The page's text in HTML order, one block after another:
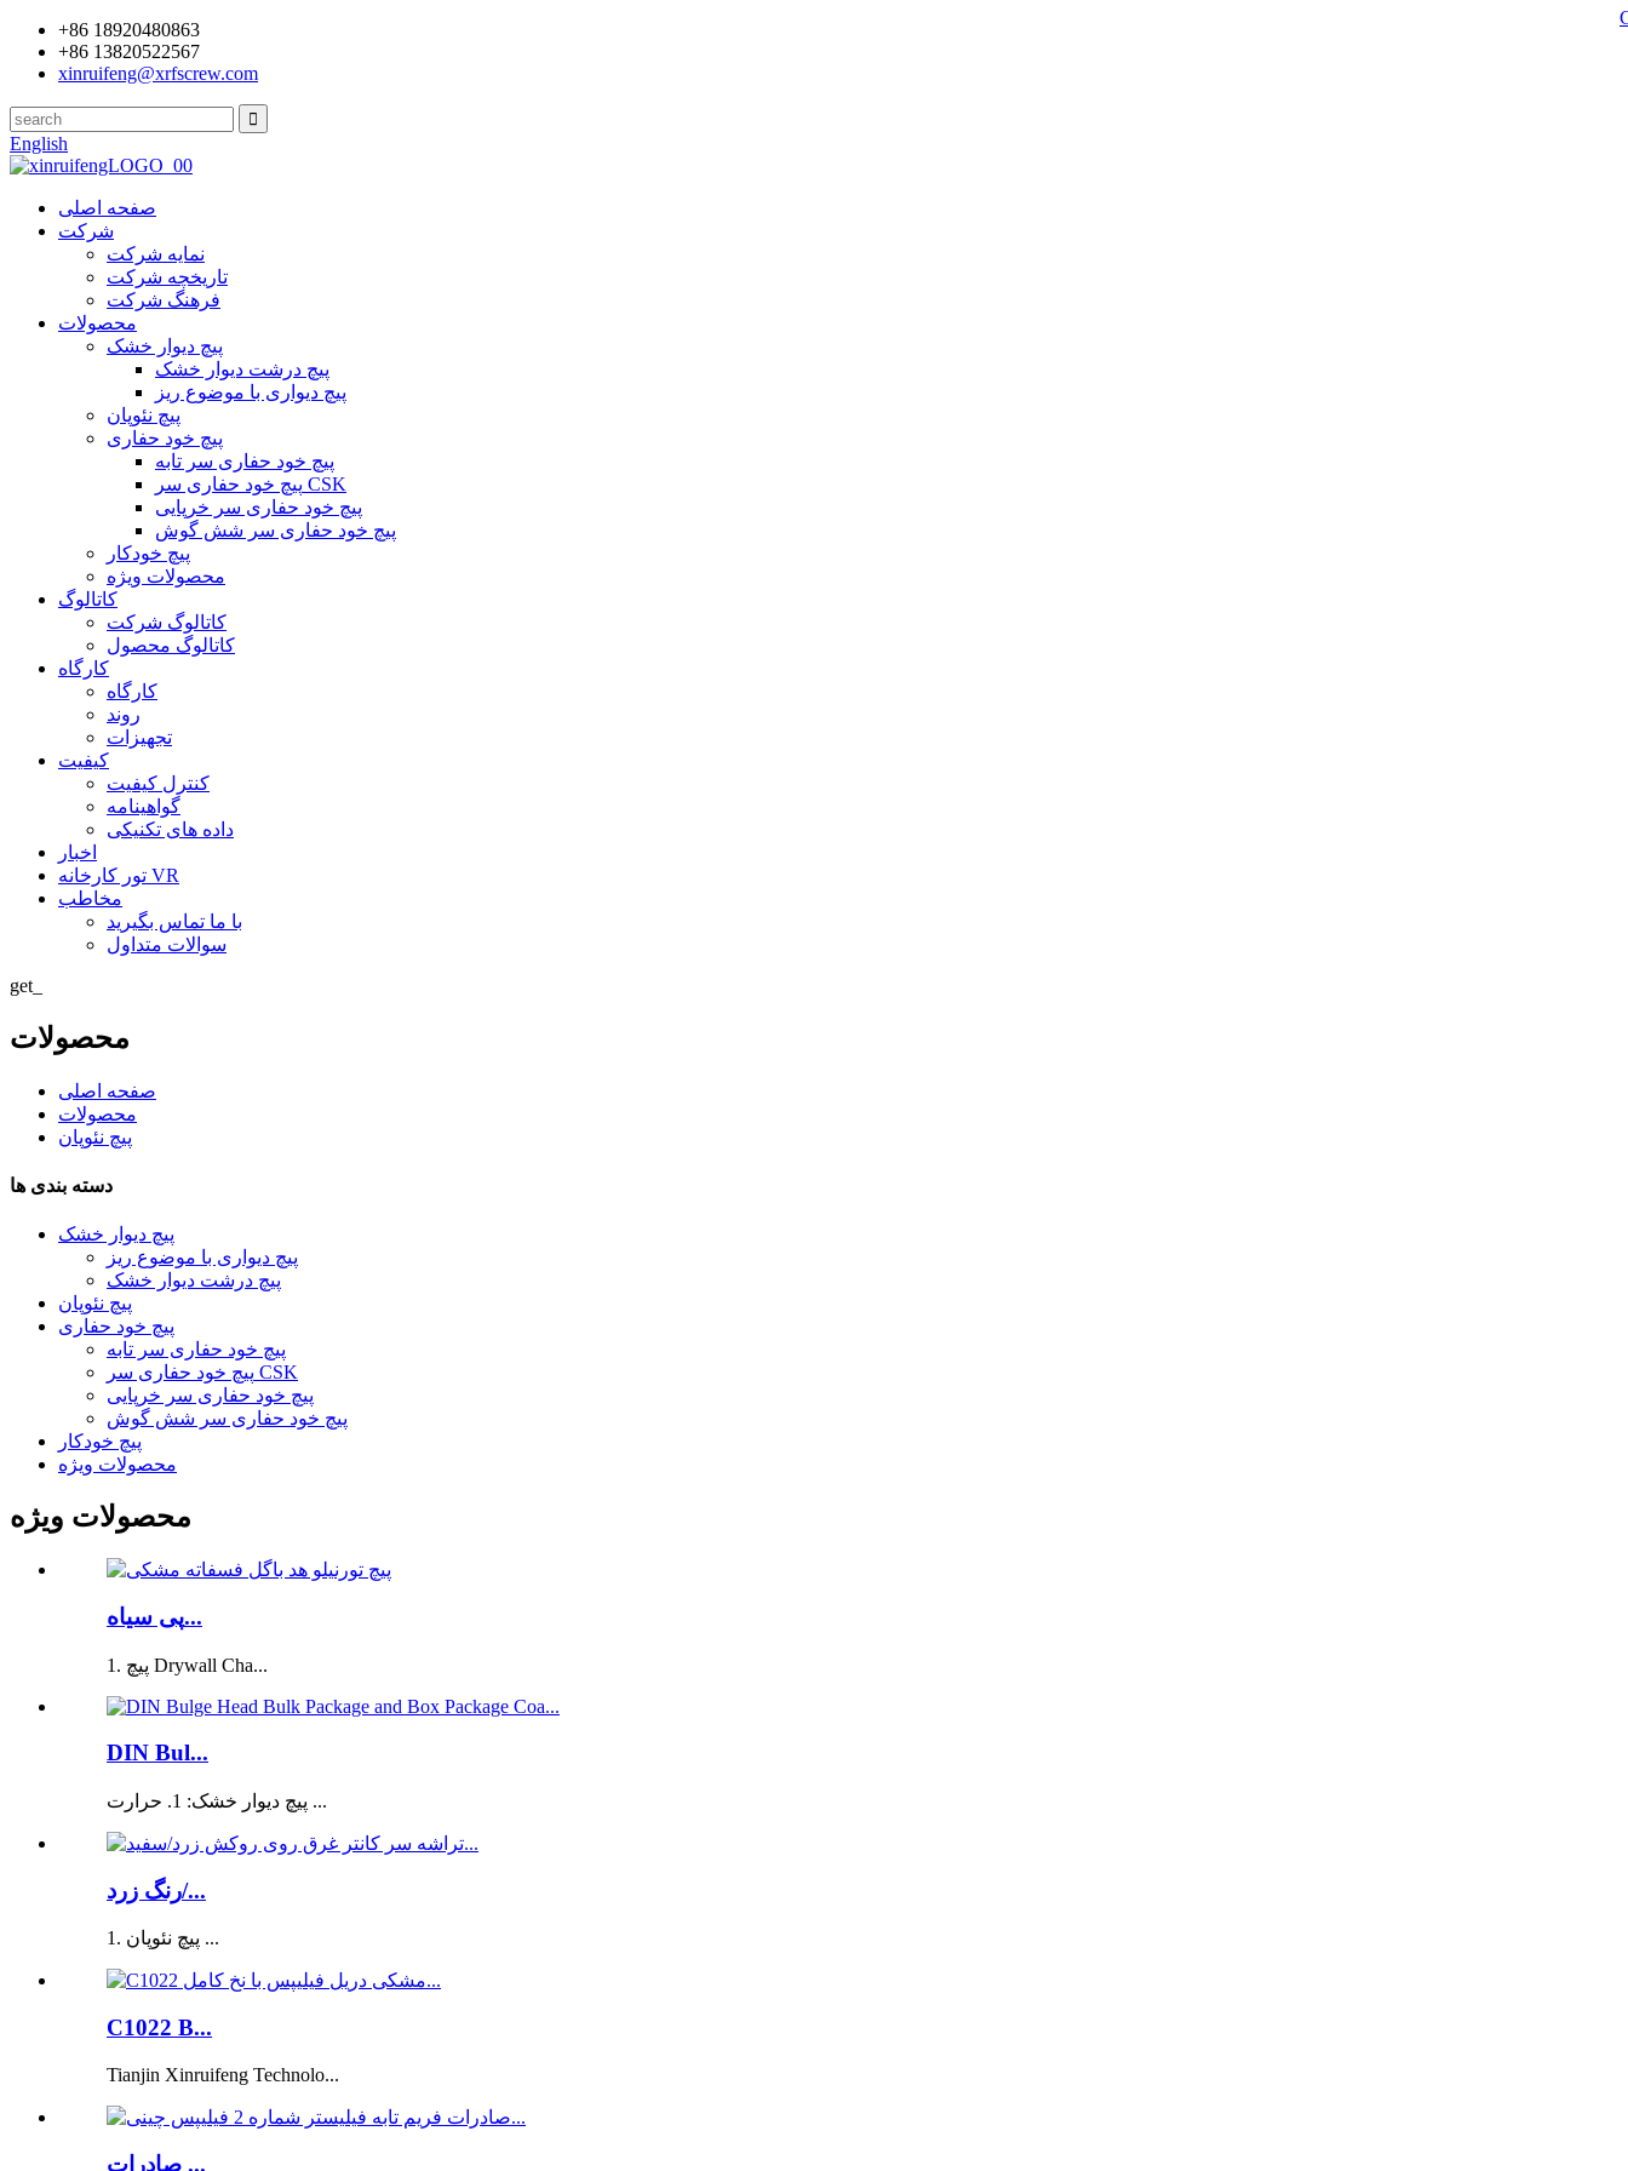
+86 18920480863
+86 13820522567
xinruifeng@xrfscrew.com
English
صفحه اصلی
شرکت
نمایه شرکت
تاریخچه شرکت
فرهنگ شرکت
محصولات
پیچ دیوار خشک
پیچ درشت دیوار خشک
پیچ دیواری با موضوع ریز
پیچ نئوپان
پیچ خود حفاری
پیچ خود حفاری سر تابه
پیچ خود حفاری سر CSK
پیچ خود حفاری سر خرپایی
پیچ خود حفاری سر شش گوش
پیچ خودکار
محصولات ویژه
کاتالوگ
کاتالوگ شرکت
کاتالوگ محصول
کارگاه
کارگاه
روند
تجهیزات
کیفیت
کنترل کیفیت
گواهینامه
داده های تکنیکی
اخبار
تور کارخانه VR
مخاطب
با ما تماس بگیرید
سوالات متداول
get_
محصولات
صفحه اصلی
محصولات
پیچ نئوپان
دسته بندی ها
پیچ دیوار خشک
پیچ دیواری با موضوع ریز
پیچ درشت دیوار خشک
پیچ نئوپان
پیچ خود حفاری
پیچ خود حفاری سر تابه
پیچ خود حفاری سر CSK
پیچ خود حفاری سر خرپایی
پیچ خود حفاری سر شش گوش
پیچ خودکار
محصولات ویژه
محصولات ویژه
پی سیاه...
1. پیچ Drywall Cha...
DIN Bul...
پیچ دیوار خشک: 1. حرارت ...
رنگ زرد/...
1. پیچ نئوپان ...
C1022 B...
Tianjin Xinruifeng Technolo...
صادرات ...